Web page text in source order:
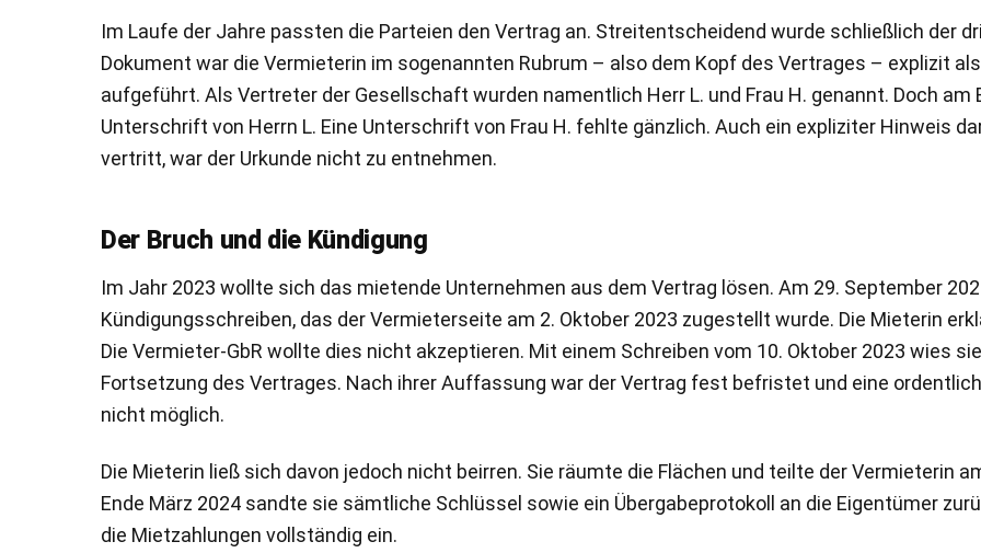
Im Laufe der Jahre passten die Parteien den Vertrag an. Streitentscheidend wurde schließlich der
Dokument war die Vermieterin im sogenannten Rubrum – also dem Kopf des Vertrages – explizit
aufgeführt. Als Vertreter der Gesellschaft wurden namentlich Herr L. und Frau H. genannt. Doch
Unterschrift von Herrn L. Eine Unterschrift von Frau H. fehlte gänzlich. Auch ein expliziter Hinweis
vertritt, war der Urkunde nicht zu entnehmen.
Der Bruch und die Kündigung
Im Jahr 2023 wollte sich das mietende Unternehmen aus dem Vertrag lösen. Am 29. September
Kündigungsschreiben, das der Vermieterseite am 2. Oktober 2023 zugestellt wurde. Die Mieterin
Die Vermieter-GbR wollte dies nicht akzeptieren. Mit einem Schreiben vom 10. Oktober 2023 wies
Fortsetzung des Vertrages. Nach ihrer Auffassung war der Vertrag fest befristet und eine
nicht möglich.
Die Mieterin ließ sich davon jedoch nicht beirren. Sie räumte die Flächen und teilte der Vermieterin
Ende März 2024 sandte sie sämtliche Schlüssel sowie ein Übergabeprotokoll an die Eigentümer
die Mietzahlungen vollständig ein.